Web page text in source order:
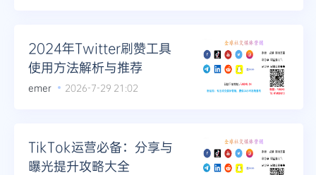
2024年Twitter刷赞工具
使用方法解析与推荐
emer 2026-7-29 21:02
TikTok运营必备：分享与
曝光提升攻略大全